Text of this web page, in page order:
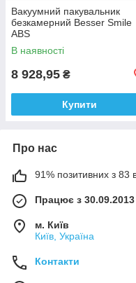
Вакуумний пакувальник
безкамерний Besser Smile
ABS
В наявності
8 928,95 ₴
Купити
Про нас
91% позитивних з 83
Працює з 30.09.2013
м. Київ
Київ, Україна
Контакти